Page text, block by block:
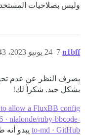
وليس بصلاحيات
n1bff 24 يونيو 2023، 4:43م 7
بشكل جيد. شكراً لك!
to allow a FluxBB config
· nlalonde/ruby-bbcode-
to-md · GitHub